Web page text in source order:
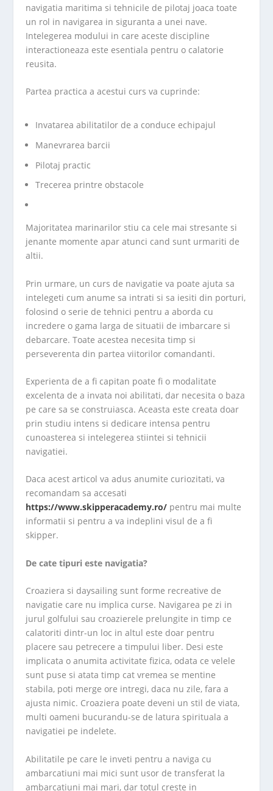
navigatia maritima si tehnicile de pilotaj joaca toate
un rol in navigarea in siguranta a unei nave.
Intelegerea modului in care aceste discipline
interactioneaza este esentiala pentru o calatorie
reusita.
Partea practica a acestui curs va cuprinde:
Invatarea abilitatilor de a conduce echipajul
Manevrarea barcii
Pilotaj practic
Trecerea printre obstacole
Majoritatea marinarilor stiu ca cele mai stresante si
jenante momente apar atunci cand sunt urmariti de
altii.
Prin urmare, un curs de navigatie va poate ajuta sa
intelegeti cum anume sa intrati si sa iesiti din porturi,
folosind o serie de tehnici pentru a aborda cu
incredere o gama larga de situatii de imbarcare si
debarcare. Toate acestea necesita timp si
perseverenta din partea viitorilor comandanti.
Experienta de a fi capitan poate fi o modalitate
excelenta de a invata noi abilitati, dar necesita o baza
pe care sa se construiasca. Aceasta este creata doar
prin studiu intens si dedicare intensa pentru
cunoasterea si intelegerea stiintei si tehnicii
navigatiei.
Daca acest articol va adus anumite curiozitati, va
recomandam sa accesati
https://www.skipperacademy.ro/ pentru mai multe
informatii si pentru a va indeplini visul de a fi
skipper.
De cate tipuri este navigatia?
Croaziera si daysailing sunt forme recreative de
navigatie care nu implica curse. Navigarea pe zi in
jurul golfului sau croazierele prelungite in timp ce
calatoriti dintr-un loc in altul este doar pentru
placere sau petrecere a timpului liber. Desi este
implicata o anumita activitate fizica, odata ce velele
sunt puse si atata timp cat vremea se mentine
stabila, poti merge ore intregi, daca nu zile, fara a
ajusta nimic. Croaziera poate deveni un stil de viata,
multi oameni bucurandu-se de latura spirituala a
navigatiei pe indelete.
Abilitatile pe care le inveti pentru a naviga cu
ambarcatiuni mai mici sunt usor de transferat la
ambarcatiuni mai mari, dar totul creste in